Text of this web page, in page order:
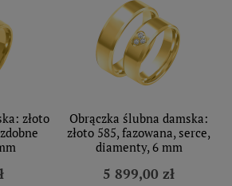
złoto
Obrączka ślubna damska:
złoto 585, fazowana, serce,
diamenty, 6 mm
5 899,00 zł